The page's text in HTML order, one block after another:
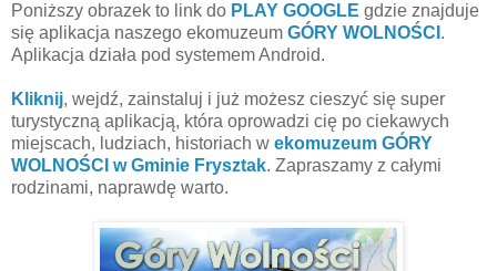
Poniższy obrazek to link do PLAY GOOGLE gdzie znajduje
się aplikacja naszego ekomuzeum GÓRY WOLNOŚCI .
Aplikacja działa pod systemem Android.
Kliknij, wejdź, zainstaluj i już możesz cieszyć się super
turystyczną aplikacją, która oprowadzi cię po ciekawych
miejscach, ludziach, historiach w ekomuzeum GÓRY
WOLNOŚCI w Gminie Frysztak. Zapraszamy z całymi
rodzinami, naprawdę warto.